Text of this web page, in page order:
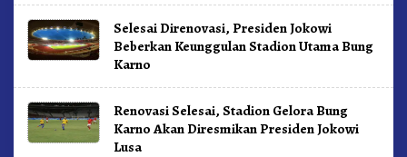
Selesai Direnovasi, Presiden Jokowi
Beberkan Keunggulan Stadion Utama Bung
Karno
Renovasi Selesai, Stadion Gelora Bung
Karno Akan Diresmikan Presiden Jokowi
Lusa